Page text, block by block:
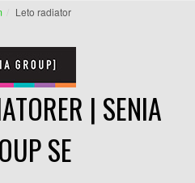
Leto radiator
| SENIA
SE